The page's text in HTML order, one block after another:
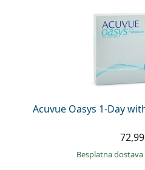
Acuvue Oasys 1-Day
Besplatna dostava